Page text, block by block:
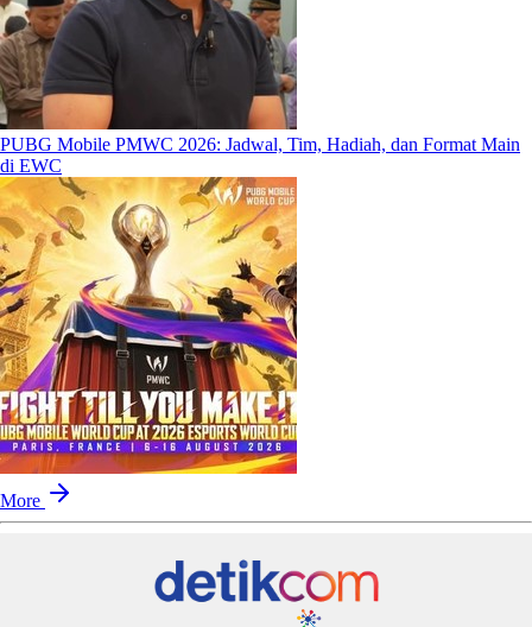
PUBG Mobile PMWC 2026: Jadwal, Tim, Hadiah, dan Format Main
di EWC
More